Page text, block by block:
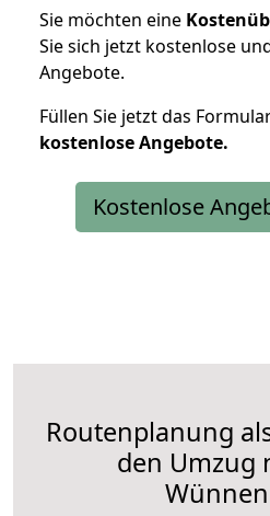
Sie möchten eine
Sie sich jetzt kostenlose
Angebote.
Füllen Sie jetzt das
kostenloseAngebote.
Kostenlose
Routenplanung
den Umzug